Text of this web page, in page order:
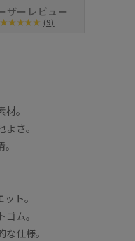
ザーレビュー
(9)
。
さ。
ト。
ム。
仕様。